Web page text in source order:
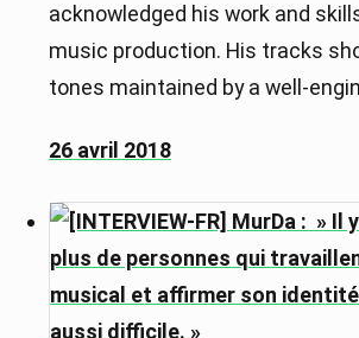
acknowledged his work and
music production. His tracks
tones maintained by a well-
26 avril 2018